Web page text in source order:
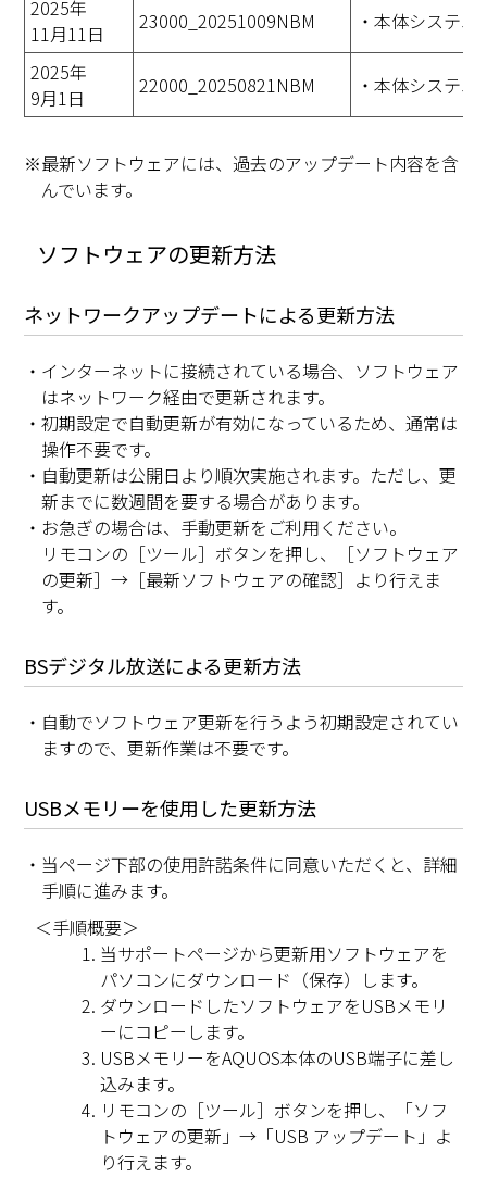
2025年
11月11日
23000_20251009NBM
・本体システ
2025年
9月1日
22000_20250821NBM ・本体システ
※最新ソフトウェアには、過去のアップデート内容を含
んでいます。
ソフトウェアの更新方法
ネットワークアップデートによる更新方法
・インターネットに接続されている場合、ソフトウェア
はネットワーク経由で更新されます。
・初期設定で自動更新が有効になっているため、通常は
操作不要です。
・自動更新は公開日より順次実施されます。ただし、更
新までに数週間を要する場合があります。
・お急ぎの場合は、手動更新をご利用ください。
リモコンの［ツール］ボタンを押し、［ソフトウェア
の更新］→［最新ソフトウェアの確認］より行えま
す。
BSデジタル放送による更新方法
・自動でソフトウェア更新を行うよう初期設定されてい
ますので、更新作業は不要です。
USBメモリーを使用した更新方法
・当ページ下部の使用許諾条件に同意いただくと、詳細
手順に進みます。
＜手順概要＞
当サポートページから更新用ソフトウェアを
パソコンにダウンロード（保存）します。
ダウンロードしたソフトウェアをUSBメモリ
ーにコピーします。
USBメモリーをAQUOS本体のUSB端子に差し
込みます。
リモコンの［ツール］ボタンを押し、「ソフ
トウェアの更新」→「USB アップデート」よ
り行えます。